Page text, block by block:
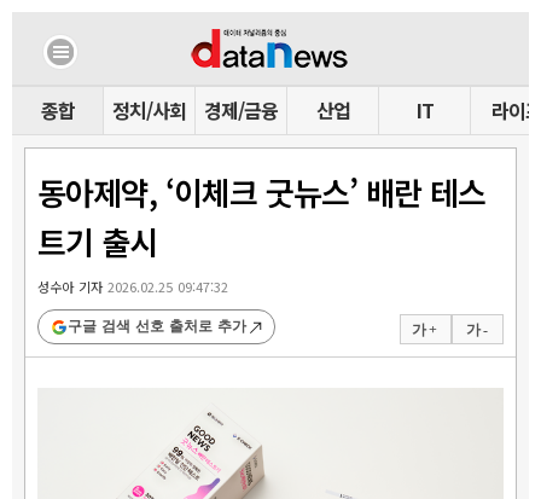
종합 정치/사회 경제/금융 산업 IT 라이프
동아제약, ‘이체크 굿뉴스’ 배란 테스
트기 출시
성수아 기자2026.02.25 09:47:32
가 + 가 -
구글 검색 선호 출처로 추가